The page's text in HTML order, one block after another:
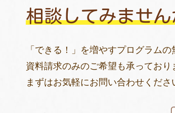
相談してみませ
「できる！」を増やすプログラム
資料請求のみのご希望も承っており
まずはお気軽にお問い合わせくださ